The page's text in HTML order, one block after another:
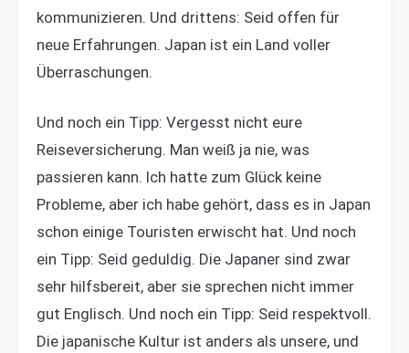
kommunizieren. Und drittens: Seid offen für
neue Erfahrungen. Japan ist ein Land voller
Überraschungen.
Und noch ein Tipp: Vergesst nicht eure
Reiseversicherung. Man weiß ja nie, was
passieren kann. Ich hatte zum Glück keine
Probleme, aber ich habe gehört, dass es in Japan
schon einige Touristen erwischt hat. Und noch
ein Tipp: Seid geduldig. Die Japaner sind zwar
sehr hilfsbereit, aber sie sprechen nicht immer
gut Englisch. Und noch ein Tipp: Seid respektvoll.
Die japanische Kultur ist anders als unsere, und